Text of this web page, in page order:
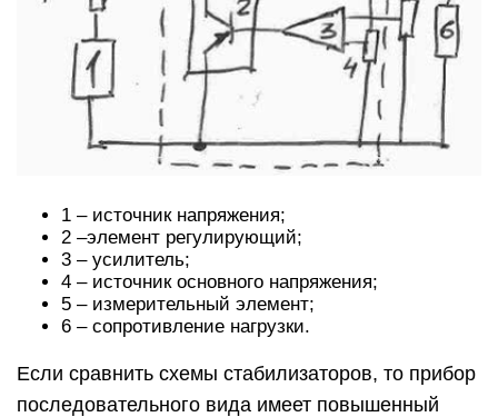
1 – источник напряжения;
2 –элемент регулирующий;
3 – усилитель;
4 – источник основного напряжения;
5 – измерительный элемент;
6 – сопротивление нагрузки.
Если сравнить схемы стабилизаторов, то прибор
последовательного вида имеет повышенный